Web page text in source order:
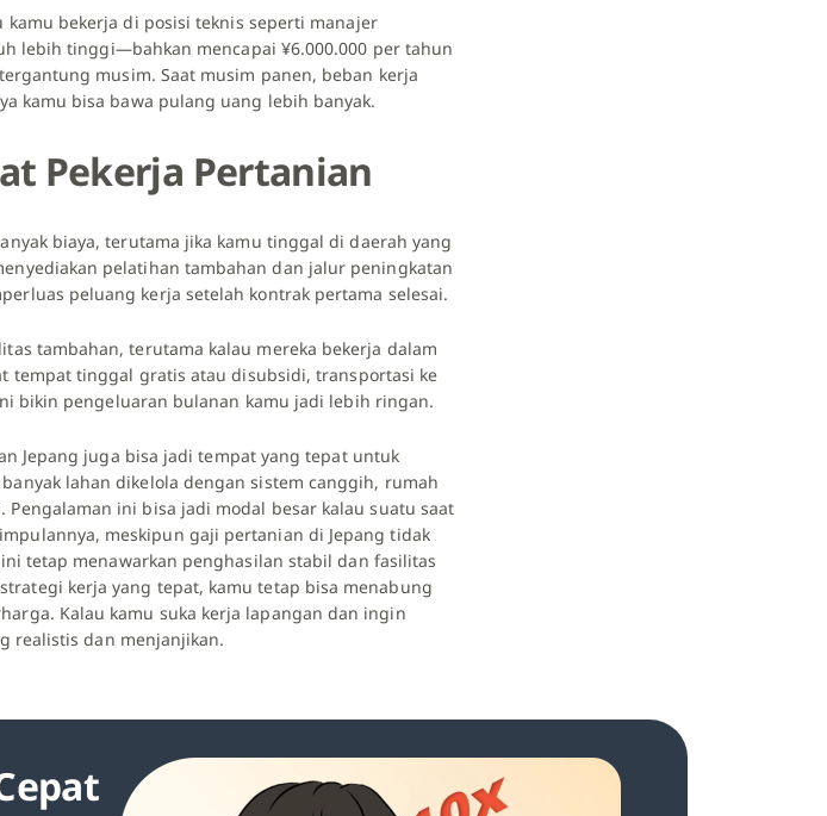
bekerja di posisi teknis seperti manajer
lebih tinggi—bahkan mencapai ¥6.000.000 per tahun
musim. Saat musim panen, beban kerja
kamu bisa bawa pulang uang lebih banyak.
Pekerja Pertanian
biaya, terutama jika kamu tinggal di daerah yang
pelatihan tambahan dan jalur peningkatan
peluang kerja setelah kontrak pertama selesai.
tambahan, terutama kalau mereka bekerja dalam
tempat tinggal gratis atau disubsidi, transportasi ke
bikin pengeluaran bulanan kamu jadi lebih ringan.
Jepang juga bisa jadi tempat yang tepat untuk
lahan dikelola dengan sistem canggih, rumah
ini bisa jadi modal besar kalau suatu saat
meskipun gaji pertanian di Jepang tidak
tetap menawarkan penghasilan stabil dan fasilitas
kerja yang tepat, kamu tetap bisa menabung
Kalau kamu suka kerja lapangan dan ingin
realistis dan menjanjikan.